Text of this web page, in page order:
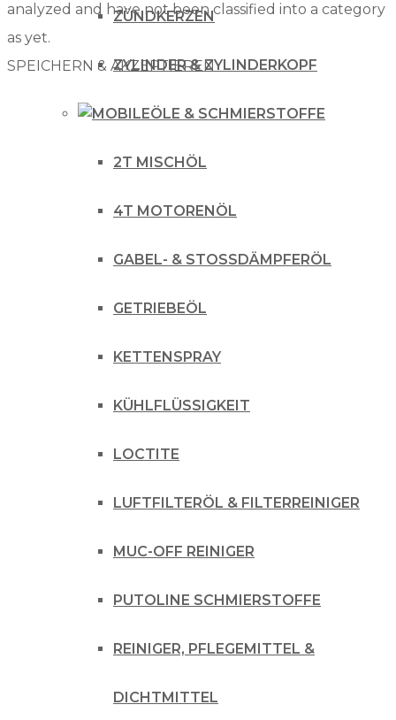
ZÜNDKERZEN
ZYLINDER & ZYLINDERKOPF
ÖLE & SCHMIERSTOFFE
2T MISCHÖL
4T MOTORENÖL
GABEL- & STOSSDÄMPFERÖL
GETRIEBEÖL
KETTENSPRAY
KÜHLFLÜSSIGKEIT
LOCTITE
LUFTFILTERÖL & FILTERREINIGER
MUC-OFF REINIGER
PUTOLINE SCHMIERSTOFFE
REINIGER, PFLEGEMITTEL &
DICHTMITTEL
analyzed and have not been classified into a category
as yet.
SPEICHERN & AKZEPTIEREN